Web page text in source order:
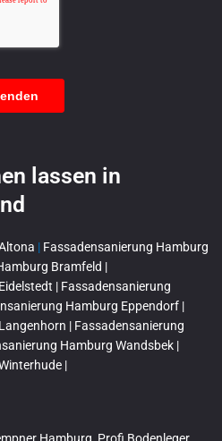
lassen in
| Fassadensanierung Hamburg
Bramfeld |
| Fassadensanierung
Hamburg Eppendorf |
| Fassadensanierung
Hamburg Wandsbek |
|